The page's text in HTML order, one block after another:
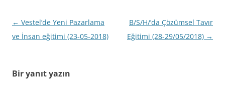
Yazı
dolaşımı
← Vestel’de Yeni Pazarlama
ve İnsan eğitimi (23-05-2018)
B/S/H/’da Çözümsel Tavır
Eğitimi (28-29/05/2018) →
Bir yanıt yazın